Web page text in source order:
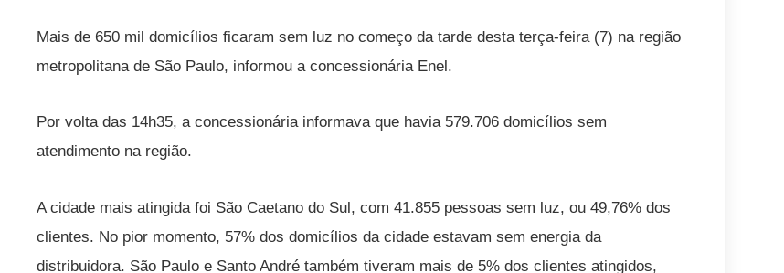
Mais de 650 mil domicílios ficaram sem luz no começo da tarde desta terça-feira (7) na região
metropolitana de São Paulo, informou a concessionária Enel.
Por volta das 14h35, a concessionária informava que havia 579.706 domicílios sem
atendimento na região.
A cidade mais atingida foi São Caetano do Sul, com 41.855 pessoas sem luz, ou 49,76% dos
clientes. No pior momento, 57% dos domicílios da cidade estavam sem energia da
distribuidora. São Paulo e Santo André também tiveram mais de 5% dos clientes atingidos,